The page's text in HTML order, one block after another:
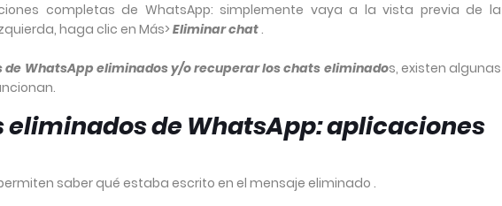
completas de WhatsApp: simplemente vaya a la vista previa de la
haga clic en Más>Eliminar chat.
de WhatsApp eliminados y/o recuperar los chats eliminados, existen algunas
eliminados de WhatsApp: aplicaciones
saber qué estaba escrito en el mensaje eliminado .